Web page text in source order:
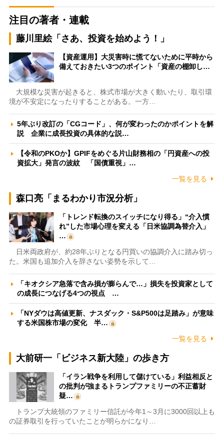
注目の著者・連載
藤川里絵「さあ、投資を始めよう！」
【資産運用】大災害時に慌てないために平時から
備えておきたい3つのポイント「資産の棚卸し…
大規模な災害が起きると、株式市場が大きく動いたり、取引環
境が不安定になったりすることがある。一方…
5年ぶり改訂の「CGコード」、何が変わったのかポイントを解
説 企業に成長投資の具体的な説…
【令和のPKOか】GPIFをめぐる片山財務相の「円資産への投
資拡大」発言の波紋 「国債重視」…
一覧を見る
森口亮「まるわかり市況分析」
「トレンド転換のスイッチになり得る」“介入慣
れ”した市場心理を変える「日米協調為替介入」
…
日米両政府が、約28年ぶりとなる円買いの協調介入に踏み切っ
た。米国も追加介入を辞さない姿勢を示して…
「キオクシア急落で含み損が膨らんで…」損失を投資家として
の成長につなげる4つの視点 …
「NYダウは高値更新、ナスダック・S&P500は足踏み」が意味
する米国株市場の変化 半…
一覧を見る
大前研一「ビジネス新大陸」の歩き方
「イラン戦争を利用して儲けている」利益相反と
の批判が強まるトランプファミリーの不正蓄財
疑…
トランプ大統領のファミリー信託が今年1～3月に3000回以上も
の証券取引を行っていたことが明らかになり…